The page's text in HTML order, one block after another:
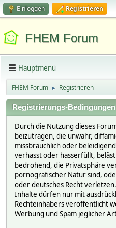
Einloggen Registrieren
FHEM Forum
Hauptmenü
FHEM Forum ► Registrieren
Registrierungs-Bedingungen
Durch die Nutzung dieses
beizutragen, die unwahr,
missbräuchlich oder
verhasst oder hasserfüllt,
bedrohend, die Privatsphäre
pornografischer Natur sind,
oder deutsches Recht
Inhalte dürfen nur mit
Rechteinhabers veröffentlicht
Werbung und Spam jeglicher